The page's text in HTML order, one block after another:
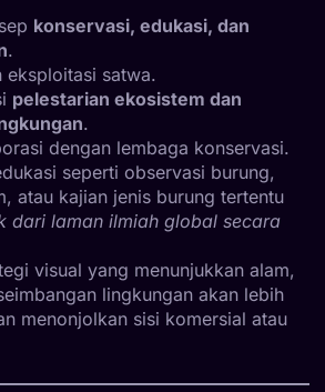
konservasi, edukasi, dan
.
eksploitasi satwa.
pelestarian ekosistem dan
.
dengan lembaga konservasi.
seperti observasi burung,
atau kajian jenis burung tertentu
dari laman ilmiah global secara
visual yang menunjukkan alam,
lingkungan akan lebih
menonjolkan sisi komersial atau